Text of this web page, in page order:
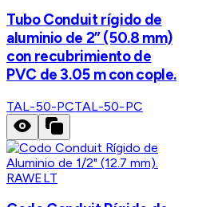
Tubo Conduit rígido de
aluminio de 2” (50.8 mm)
con recubrimiento de
PVC de 3.05 m con cople.
TAL-50-PCTAL-50-PC
RAWELT